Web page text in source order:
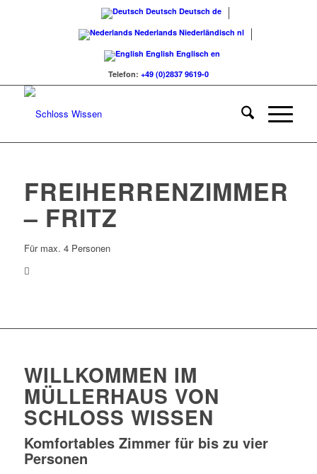
Deutsch Deutsch de
Nederlands Niederländisch nl
English Englisch en
Telefon: +49 (0)2837 9619-0
FREIHERRENZIMMER
– FRITZ
Für max. 4 Personen
WILLKOMMEN IM
MÜLLERHAUS VON
SCHLOSS WISSEN
Komfortables Zimmer für bis zu vier
Personen